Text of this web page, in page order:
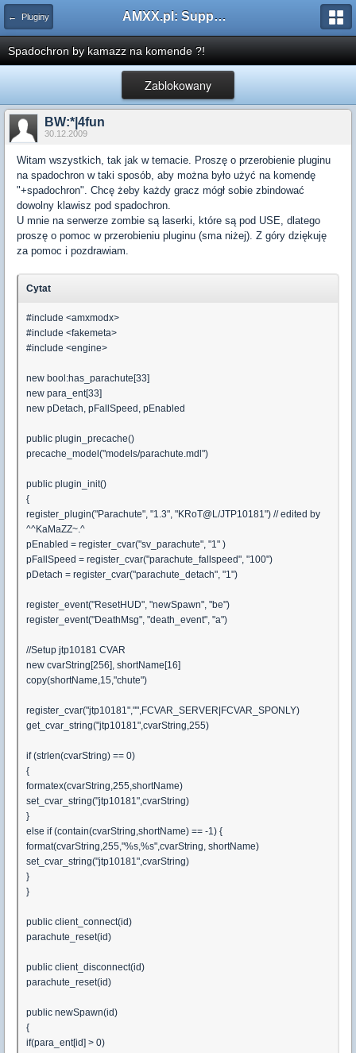
← Pluginy AMXX.pl: Support AMX Mod X i SourceMod
Spadochron by kamazz na komende ?!
Zablokowany
BW:*|4fun
30.12.2009
Witam wszystkich, tak jak w temacie. Proszę o przerobienie pluginu
na spadochron w taki sposób, aby można było użyć na komendę
"+spadochron". Chcę żeby każdy gracz mógł sobie zbindować
dowolny klawisz pod spadochron.
U mnie na serwerze zombie są laserki, które są pod USE, dlatego
proszę o pomoc w przerobieniu pluginu (sma niżej). Z góry dziękuję
za pomoc i pozdrawiam.
Cytat
#include <amxmodx>
#include <fakemeta>
#include <engine>
new bool:has_parachute[33]
new para_ent[33]
new pDetach, pFallSpeed, pEnabled
public plugin_precache()
precache_model("models/parachute.mdl")
public plugin_init()
{
register_plugin("Parachute", "1.3", "KRoT@L/JTP10181") // edited by
^^KaMaZZ~.^
pEnabled = register_cvar("sv_parachute", "1" )
pFallSpeed = register_cvar("parachute_fallspeed", "100")
pDetach = register_cvar("parachute_detach", "1")
register_event("ResetHUD", "newSpawn", "be")
register_event("DeathMsg", "death_event", "a")
//Setup jtp10181 CVAR
new cvarString[256], shortName[16]
copy(shortName,15,"chute")
register_cvar("jtp10181","",FCVAR_SERVER|FCVAR_SPONLY)
get_cvar_string("jtp10181",cvarString,255)
if (strlen(cvarString) == 0)
{
formatex(cvarString,255,shortName)
set_cvar_string("jtp10181",cvarString)
}
else if (contain(cvarString,shortName) == -1) {
format(cvarString,255,"%s,%s",cvarString, shortName)
set_cvar_string("jtp10181",cvarString)
}
}
public client_connect(id)
parachute_reset(id)
public client_disconnect(id)
parachute_reset(id)
public newSpawn(id)
{
if(para_ent[id] > 0)